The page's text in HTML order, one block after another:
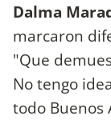
Dalma
marcaron
"Que
No tengo
todo Buenos